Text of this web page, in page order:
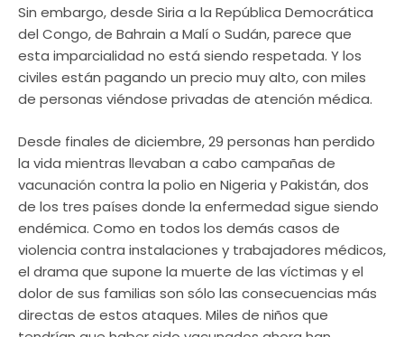
Sin embargo, desde Siria a la República Democrática
del Congo, de Bahrain a Malí o Sudán, parece que
esta imparcialidad no está siendo respetada. Y los
civiles están pagando un precio muy alto, con miles
de personas viéndose privadas de atención médica.
Desde finales de diciembre, 29 personas han perdido
la vida mientras llevaban a cabo campañas de
vacunación contra la polio en Nigeria y Pakistán, dos
de los tres países donde la enfermedad sigue siendo
endémica. Como en todos los demás casos de
violencia contra instalaciones y trabajadores médicos,
el drama que supone la muerte de las víctimas y el
dolor de sus familias son sólo las consecuencias más
directas de estos ataques. Miles de niños que